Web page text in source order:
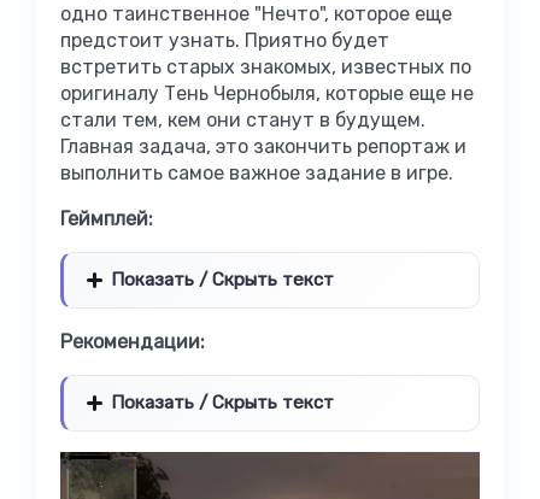
одно таинственное "Нечто", которое еще
предстоит узнать. Приятно будет
встретить старых знакомых, известных по
оригиналу Тень Чернобыля, которые еще не
стали тем, кем они станут в будущем.
Главная задача, это закончить репортаж и
выполнить самое важное задание в игре.
Геймплей:
Показать / Скрыть текст
Рекомендации:
Показать / Скрыть текст